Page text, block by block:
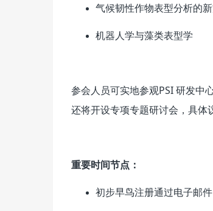
气候韧性作物表型分析的
机器人学与藻类表型学
参会人员可实地参观PSI 研发中
还将开设专项专题研讨会，具体
重要时间节点：
初步早鸟注册通过电子邮